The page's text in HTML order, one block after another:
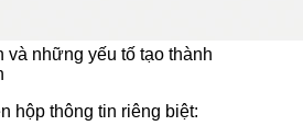
và những yếu tố tạo thành
hộp thông tin riêng biệt: